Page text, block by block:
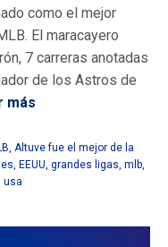
como el mejor
El maracayero
7 carreras anotadas
de los Astros de
más
Altuve fue el mejor de la
EEUU grandes ligas mlb
usa